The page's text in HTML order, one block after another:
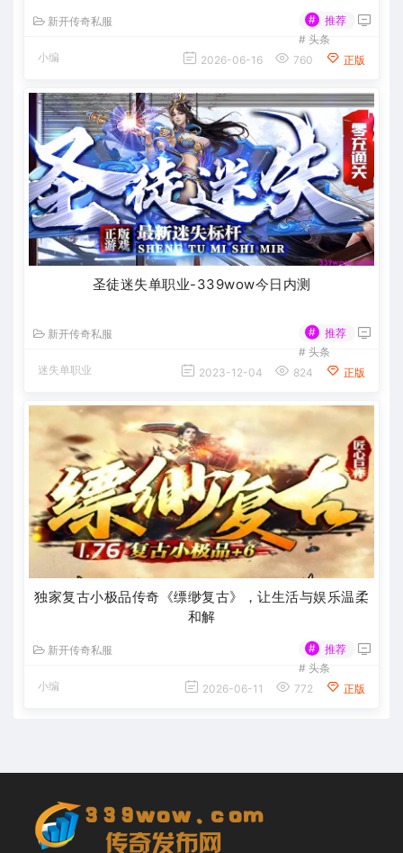
新开传奇私服 #
推荐
# 头条
小编
2026-06-16 760 正版
圣徒迷失单职业-339wow今日内测
新开传奇私服 #
推荐
# 头条
迷失单职业
2023-12-04 824 正版
独家复古小极品传奇《缥缈复古》，让生活与娱乐温柔
和解
新开传奇私服 #
推荐
# 头条
小编
2026-06-11 772 正版